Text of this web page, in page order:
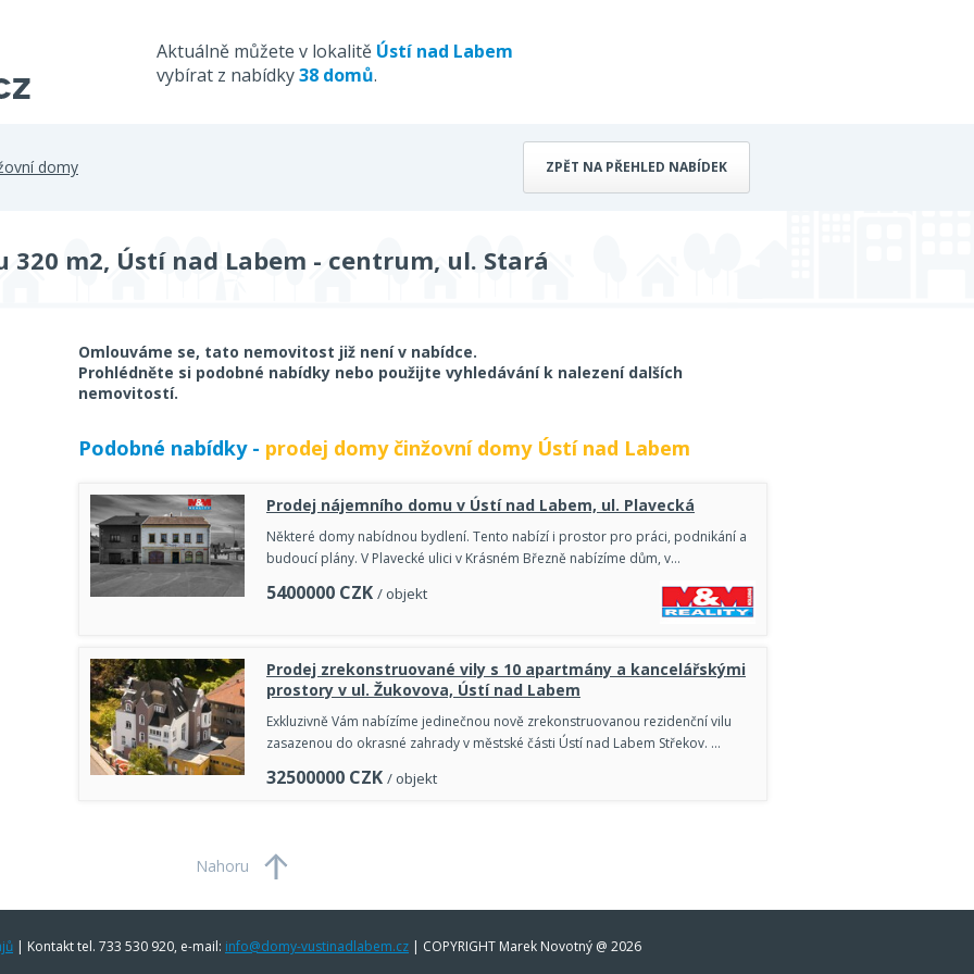
Aktuálně můžete v lokalitě Ústí nad Labem
vybírat z nabídky38 domů.
domy ZPĚT NA PŘEHLED NABÍDEK
320 m2, Ústí nad Labem - centrum, ul. Stará
Omlouváme se, tato nemovitost již není v nabídce.
Prohlédněte si podobné nabídky nebo použijte vyhledávání k nalezení dalších
nemovitostí.
Podobné nabídky - prodej domy činžovní domy Ústí nad Labem
Prodej nájemního domu v Ústí nad Labem, ul. Plavecká
Některé domy nabídnou bydlení. Tento nabízí i prostor pro práci, podnikání a
budoucí plány. V Plavecké ulici v Krásném Březně nabízíme dům, v…
5400000 CZK / objekt
Prodej zrekonstruované vily s 10 apartmány a kancelářskými
prostory v ul. Žukovova, Ústí nad Labem
Exkluzivně Vám nabízíme jedinečnou nově zrekonstruovanou rezidenční vilu
zasazenou do okrasné zahrady v městské části Ústí nad Labem Střekov. …
32500000 CZK / objekt
Nahoru
| Kontakt tel. 733 530 920, e-mail: info@domy-vustinadlabem.cz | COPYRIGHT Marek Novotný @ 2026